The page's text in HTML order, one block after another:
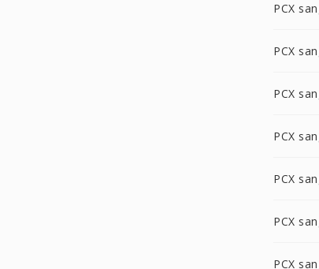
PCX
PCX
PCX
PCX
PCX
PCX
PCX